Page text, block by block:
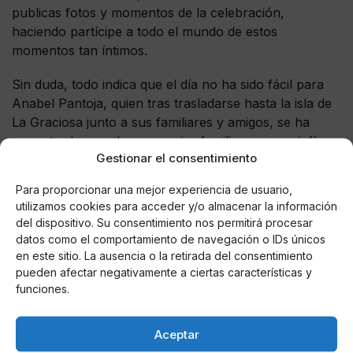
Gestionar el consentimiento
Para proporcionar una mejor experiencia de usuario,
utilizamos cookies para acceder y/o almacenar la información
del dispositivo. Su consentimiento nos permitirá procesar
datos como el comportamiento de navegación o IDs únicos
en este sitio. La ausencia o la retirada del consentimiento
pueden afectar negativamente a ciertas características y
funciones.
Aceptar
publicas fotos y momentos de la celebración,
haciendo partícipe a todo el mundo de estos
momentos tan íntimos.
Sin duda, todo indica que el día no ha sido fácil para
Anabel Pantoja, quien tras trasladarse hasta la isla de
La Graciosa junto a sus familiares y amigos, se ha
encontrado grandes ausencias familiares y un sinfín
de contratiempos, entre los que se encuentra la
de su abuela Doñana horas antes de casarse.
AUTOR